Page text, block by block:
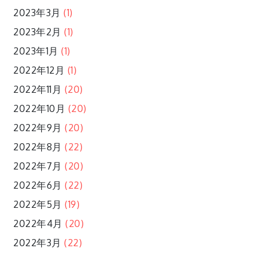
2023年3月 (1)
2023年2月 (1)
2023年1月 (1)
2022年12月 (1)
2022年11月 (20)
2022年10月 (20)
2022年9月 (20)
2022年8月 (22)
2022年7月 (20)
2022年6月 (22)
2022年5月 (19)
2022年4月 (20)
2022年3月 (22)